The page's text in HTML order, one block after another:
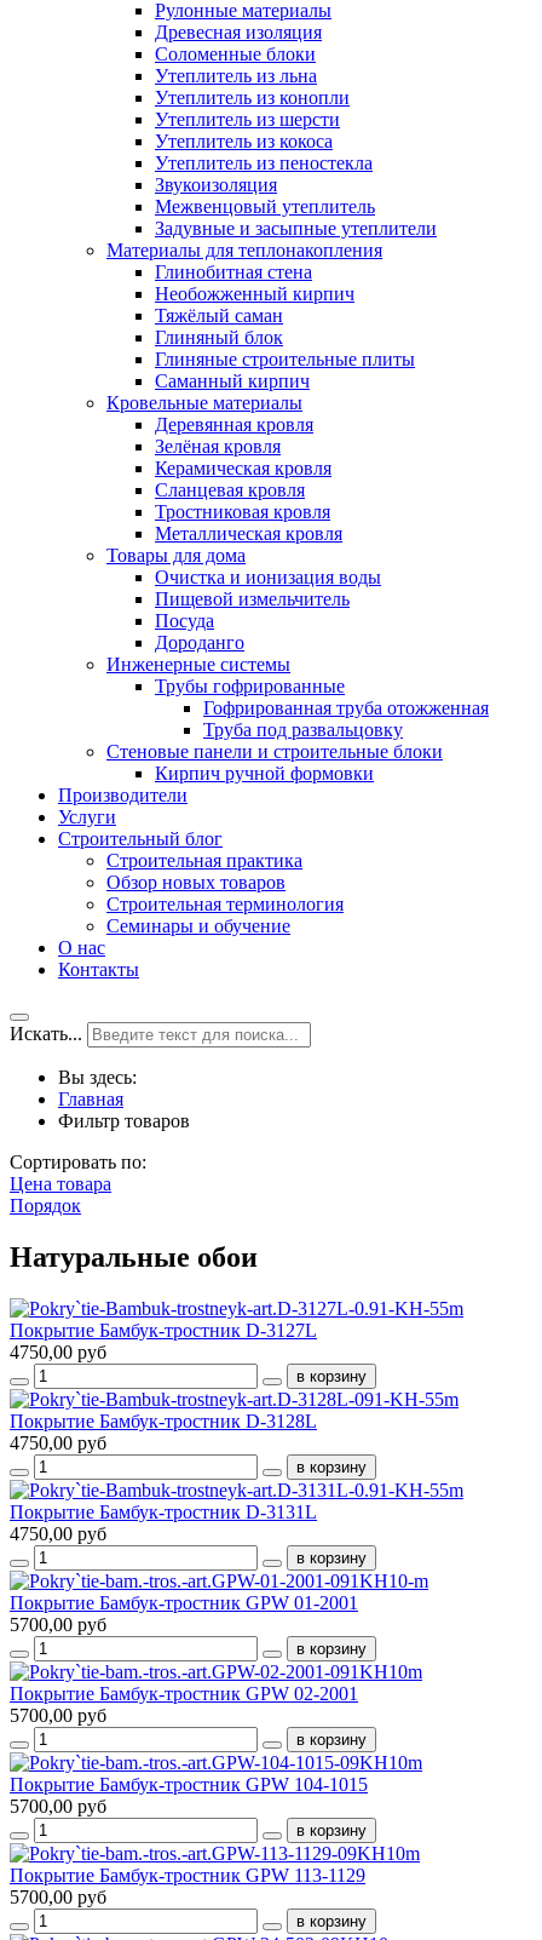
Рулонные материалы
Древесная изоляция
Соломенные блоки
Утеплитель из льна
Утеплитель из конопли
Утеплитель из шерсти
Утеплитель из кокоса
Утеплитель из пеностекла
Звукоизоляция
Межвенцовый утеплитель
Задувные и засыпные утеплители
Материалы для теплонакопления
Глинобитная стена
Необожженный кирпич
Тяжёлый саман
Глиняный блок
Глиняные строительные плиты
Саманный кирпич
Кровельные материалы
Деревянная кровля
Зелёная кровля
Керамическая кровля
Сланцевая кровля
Тростниковая кровля
Металлическая кровля
Товары для дома
Очистка и ионизация воды
Пищевой измельчитель
Посуда
Дороданго
Инженерные системы
Трубы гофрированные
Гофрированная труба отожженная
Труба под развальцовку
Стеновые панели и строительные блоки
Кирпич ручной формовки
Производители
Услуги
Строительный блог
Строительная практика
Обзор новых товаров
Строительная терминология
Семинары и обучение
О нас
Контакты
Искать...
Вы здесь:
Главная
Фильтр товаров
Сортировать по:
Цена товара
Порядок
Натуральные обои
Покрытие Бамбук-тростник D-3127L
4750,00 руб
Покрытие Бамбук-тростник D-3128L
4750,00 руб
Покрытие Бамбук-тростник D-3131L
4750,00 руб
Покрытие Бамбук-тростник GPW 01-2001
5700,00 руб
Покрытие Бамбук-тростник GPW 02-2001
5700,00 руб
Покрытие Бамбук-тростник GPW 104-1015
5700,00 руб
Покрытие Бамбук-тростник GPW 113-1129
5700,00 руб